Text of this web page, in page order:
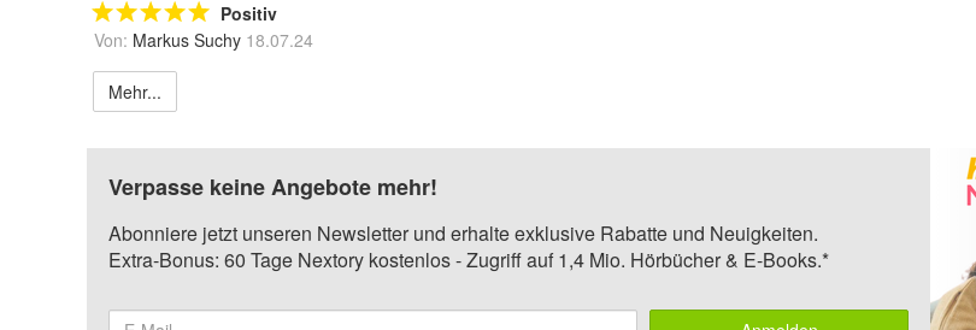
Positiv
Von: Markus Suchy 18.07.24
Mehr...
Verpasse keine Angebote mehr!
Abonniere jetzt unseren Newsletter und erhalte exklusive Rabatte und Neuigkeiten.
Extra-Bonus: 60 Tage Nextory kostenlos - Zugriff auf 1,4 Mio. Hörbücher & E-Books.*